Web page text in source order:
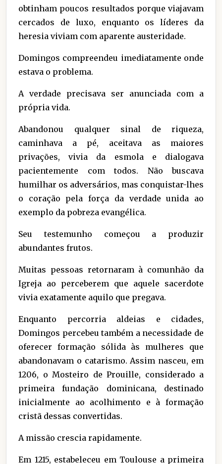
obtinham poucos resultados porque viajavam
cercados de luxo, enquanto os líderes da
heresia viviam com aparente austeridade.
Domingos compreendeu imediatamente onde
estava o problema.
A verdade precisava ser anunciada com a
própria vida.
Abandonou qualquer sinal de riqueza,
caminhava a pé, aceitava as maiores
privações, vivia da esmola e dialogava
pacientemente com todos. Não buscava
humilhar os adversários, mas conquistar-lhes
o coração pela força da verdade unida ao
exemplo da pobreza evangélica.
Seu testemunho começou a produzir
abundantes frutos.
Muitas pessoas retornaram à comunhão da
Igreja ao perceberem que aquele sacerdote
vivia exatamente aquilo que pregava.
Enquanto percorria aldeias e cidades,
Domingos percebeu também a necessidade de
oferecer formação sólida às mulheres que
abandonavam o catarismo. Assim nasceu, em
1206, o Mosteiro de Prouille, considerado a
primeira fundação dominicana, destinado
inicialmente ao acolhimento e à formação
cristã dessas convertidas.
A missão crescia rapidamente.
Em 1215, estabeleceu em Toulouse a primeira